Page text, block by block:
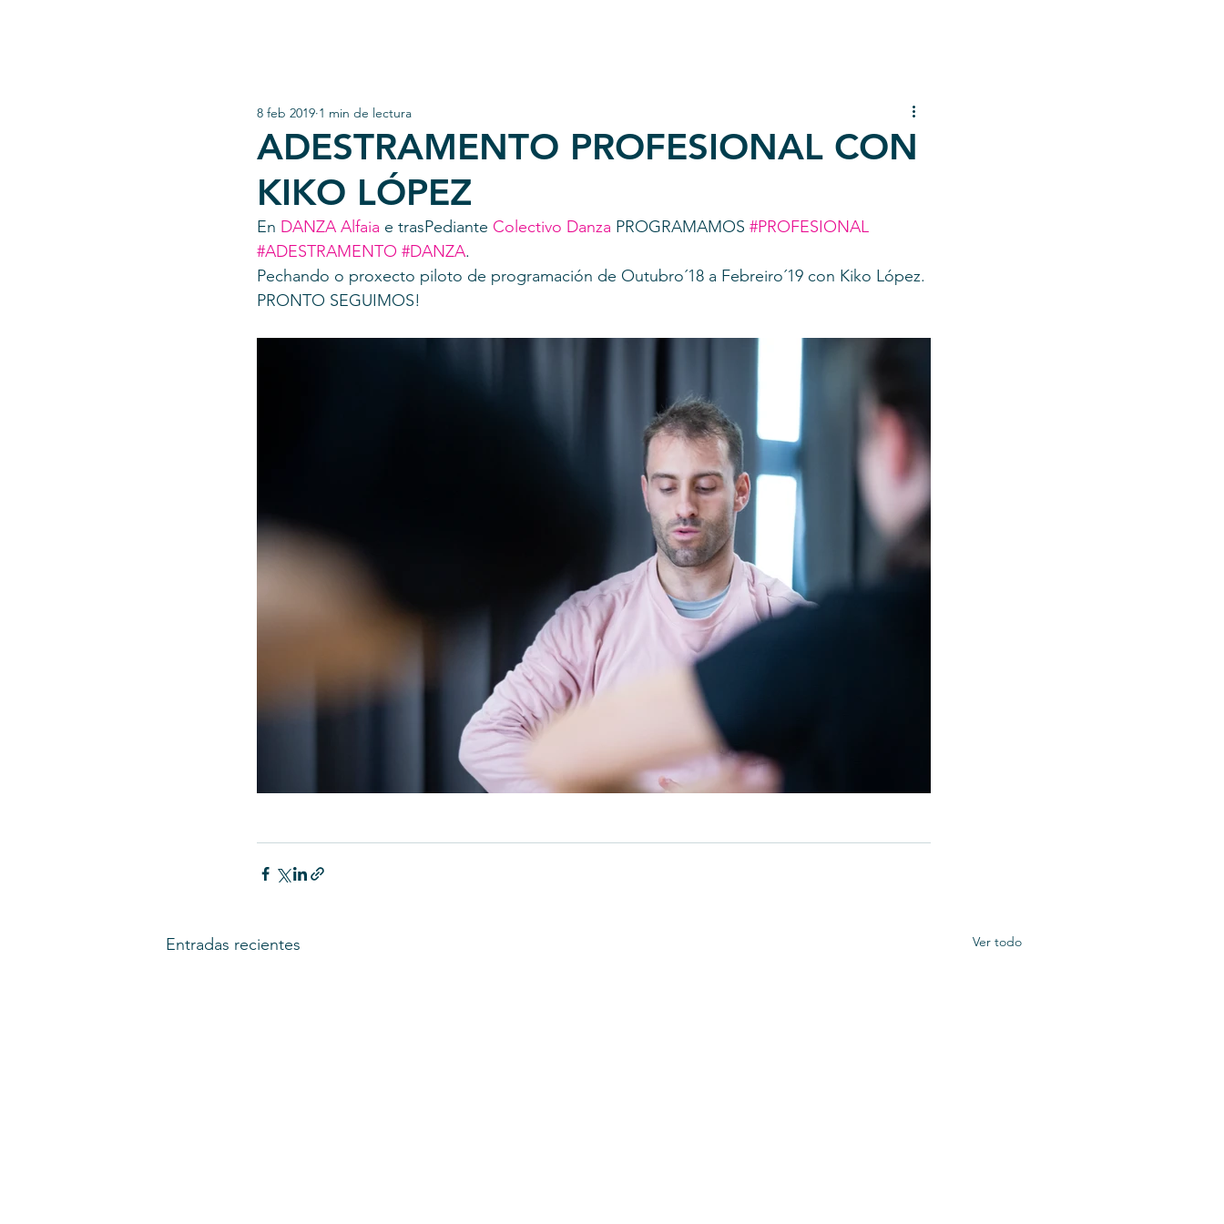
ADESTRAMENTO PROFESIONAL CON
KIKO LÓPEZ
8 feb 2019 1 min de lectura
En DANZA Alfaia e trasPediante Colectivo Danza PROGRAMAMOS #PROFESIONAL
#ADESTRAMENTO #DANZA.
Pechando o proxecto piloto de programación de Outubro´18 a Febreiro´19 con Kiko López.
PRONTO SEGUIMOS!
Entradas recientes Ver todo